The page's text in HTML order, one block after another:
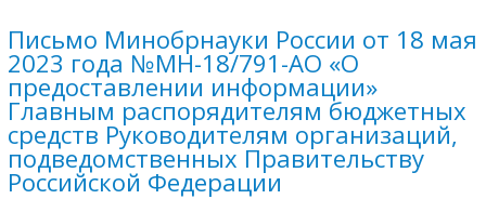
Письмо Минобрнауки России от 18 мая
2023 года №МН-18/791-АО «О
предоставлении информации»
Главным распорядителям бюджетных
средств Руководителям организаций,
подведомственных Правительству
Российской Федерации